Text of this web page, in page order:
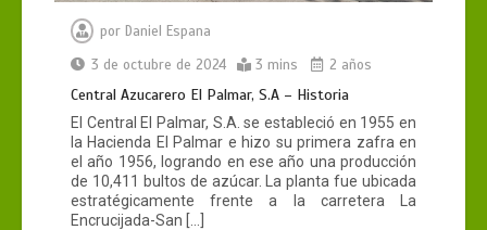
por Daniel Espana
3 de octubre de 2024
3 mins 2 años
Central Azucarero El Palmar, S.A – Historia
El Central El Palmar, S.A. se estableció en 1955 en
la Hacienda El Palmar e hizo su primera zafra en
el año 1956, logrando en ese año una producción
de 10,411 bultos de azúcar. La planta fue ubicada
estratégicamente frente a la carretera La
Encrucijada-San […]